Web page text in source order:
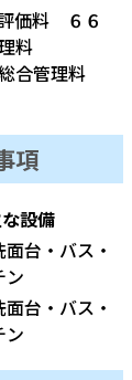
価料 ６６
料
合管理料
項
設備
面台・バス・
ン
面台・バス・
ン